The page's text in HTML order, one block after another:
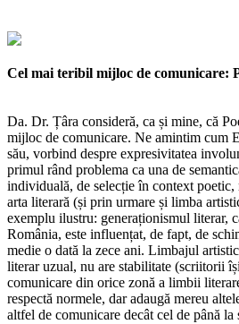
Cel mai teribil mijloc de comunicare:
Da. Dr. Țâra consideră, ca și mine, că
mijloc de comunicare. Ne amintim cum
său, vorbind despre expresivitatea
primul rând problema ca una de
individuală, de selecție în context poetic,
arta literară (și prin urmare și limba
exemplu ilustru: generaționismul literar,
România, este influențat, de fapt, de
medie o dată la zece ani. Limbajul
literar uzual, nu are stabilitate (scriitorii
comunicare din orice zonă a limbii
respectă normele, dar adaugă mereu
altfel de comunicare decât cel de până la